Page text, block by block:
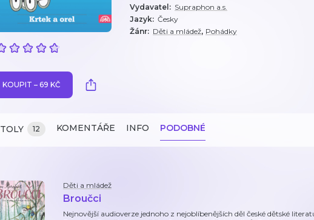
Vydavatel : Supraphon a.s.
Jazyk: Česky
Žánr: Děti a mládež, Pohádky
KOUPIT – 69 KČ
12 KOMENTÁŘE INFO PODOBNÉ
Děti a mládež
Broučci
Nejnovější audioverze jednoho z nejoblíbenějších děl české dětské